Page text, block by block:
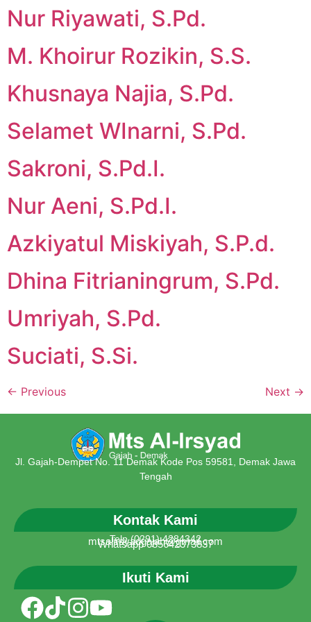
Nur Riyawati, S.Pd.
M. Khoirur Rozikin, S.S.
Khusnaya Najia, S.Pd.
Selamet WInarni, S.Pd.
Sakroni, S.Pd.I.
Nur Aeni, S.Pd.I.
Azkiyatul Miskiyah, S.P.d.
Dhina Fitrianingrum, S.Pd.
Umriyah, S.Pd.
Suciati, S.Si.
← Previous Next →
Jl. Gajah-Dempet No. 11 Demak Kode Pos 59581, Demak Jawa
Tengah
Kontak Kami
Telp (0291) 4284342
mtsalirsyadgajah@gmail.com
Whatsapp 085642373837
Ikuti Kami